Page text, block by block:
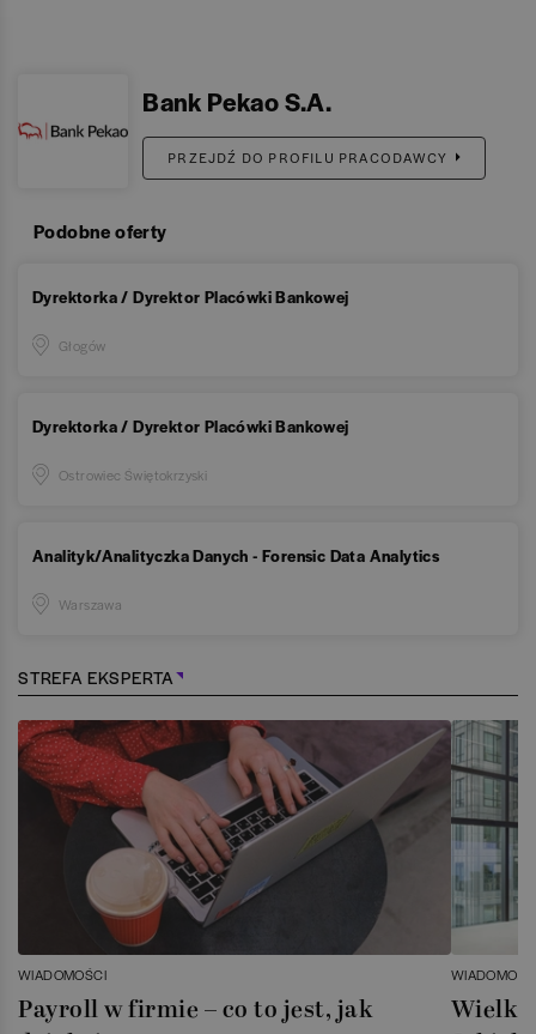
Bank Pekao S.A.
PRZEJDŹ DO PROFILU PRACODAWCY
Podobne oferty
Dyrektorka / Dyrektor Placówki Bankowej
Głogów
Dyrektorka / Dyrektor Placówki Bankowej
Ostrowiec Świętokrzyski
Analityk/Analityczka Danych - Forensic Data Analytics
Warszawa
STREFA EKSPERTA
WIADOMOŚCI
Payroll w firmie – co to jest, jak